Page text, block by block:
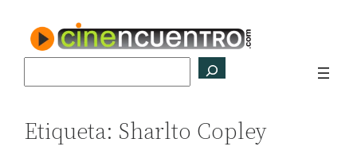
contenido
Etiqueta: Sharlto Copley